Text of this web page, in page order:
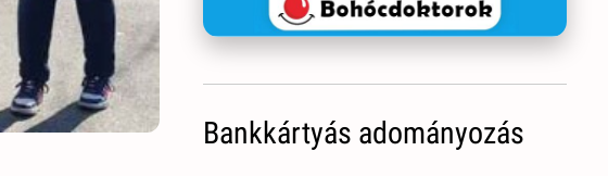
Bankkártyás adományozás